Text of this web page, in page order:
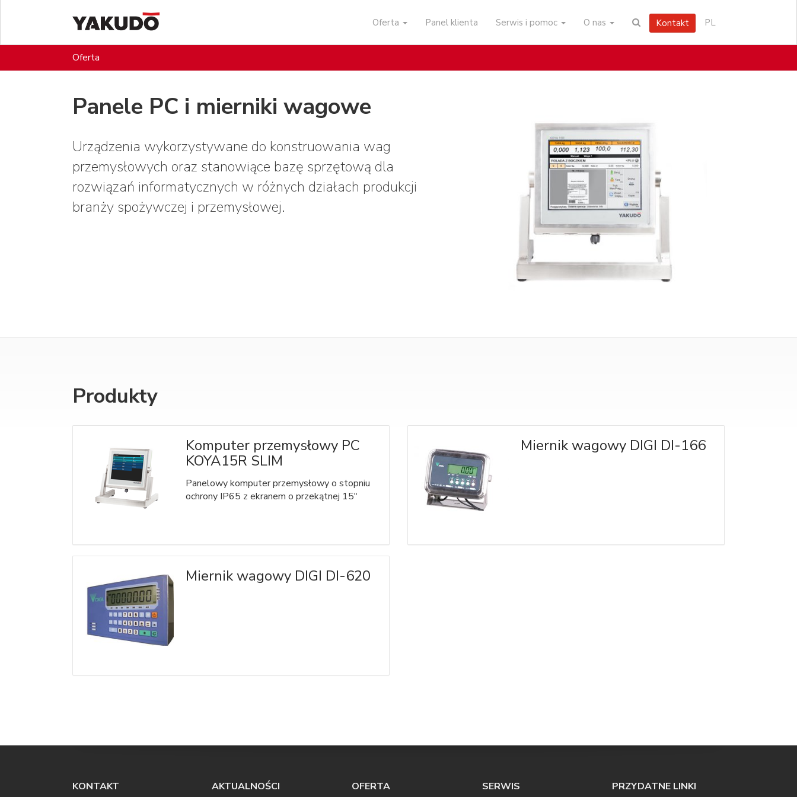
Oferta Panel klienta Serwis i pomoc O nas Kontakt PL
Oferta
Panele PC i mierniki wagowe
Urządzenia wykorzystywane do konstruowania wag
przemysłowych oraz stanowiące bazę sprzętową dla
rozwiązań informatycznych w różnych działach produkcji
branży spożywczej i przemysłowej.
Produkty
Komputer przemysłowy PC
KOYA15R SLIM
Panelowy komputer przemysłowy o stopniu
ochrony IP65 z ekranem o przekątnej 15"
Miernik wagowy DIGI DI-166
Miernik wagowy DIGI DI-620
KONTAKT AKTUALNOŚCI OFERTA SERWIS PRZYDATNE LINKI